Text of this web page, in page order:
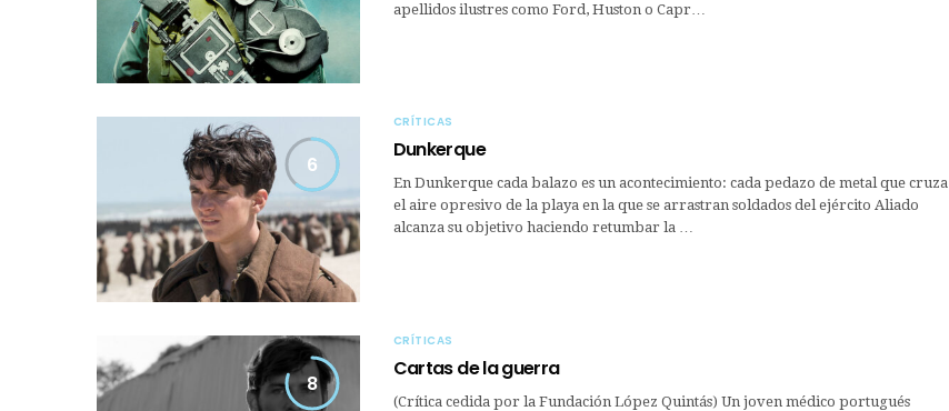
apellidos ilustres como Ford, Huston o Capr…
6
CRÍTICAS
Dunkerque
En Dunkerque cada balazo es un acontecimiento: cada pedazo de metal que cruza
el aire opresivo de la playa en la que se arrastran soldados del ejército Aliado
alcanza su objetivo haciendo retumbar la …
8
CRÍTICAS
Cartas de la guerra
(Crítica cedida por la Fundación López Quintás) Un joven médico portugués